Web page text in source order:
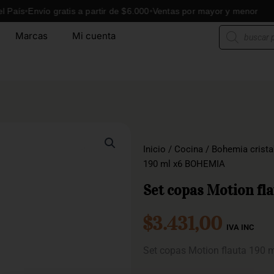
Envío gratis a partir de $6.000 Ventas por mayor y menor
Marcas Mi cuenta
Búsqueda
Inicio / Cocina / Bohemia cristal
190 ml x6 BOHEMIA
Set copas Motion
$3.431,00 IVA INC